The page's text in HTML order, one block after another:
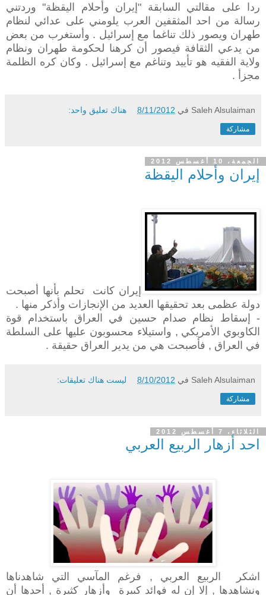
ردا على مقالتي السابقة "إيران وأحلام اليقظة" وردتني
رسالة من احد المثقفين العرب يلومني على عدائي لنظام
طهران ويصور ذلك تناغما مع إسرائيل . وأستغرب من بعض
من يدعي الثقافة فيصور أن كرهنا لحكومة طهران ونظام
ولاية الفقيه هو تأييد وتناغم مع إسرائيل . وكان كره الظلمة
مجزأ .
Saleh Alsulaiman في 8/11/2012 هناك تعليق واحد:
مشاركة
الجمعة، 10 أغسطس 2012
إيران وأحلام اليقظة
إيران كانت تحلم بأنها أصبحت
دولة عظمى بعد تحقيقها العديد من الإنجازات وأذكر منها .
- إسقاط نظام صدام حسين في العراق باستخدام قوة
الكاوبوي الأمريكي , واستيلاء محسوبون عليها على السلطة
في العراق , فأصبحت هي من يدير العراق حقيقة .
Saleh Alsulaiman في 8/10/2012 ليست هناك تعليقات:
مشاركة
الثلاثاء، 7 أغسطس 2012
احد أزهار الربيع العربي
اشكر الربيع العربي , فرغم المآسي التي شاهدناها
ونشاهدها , إلا إن له فوائد كبيرة وأزهار كثيرة , أحدها أن